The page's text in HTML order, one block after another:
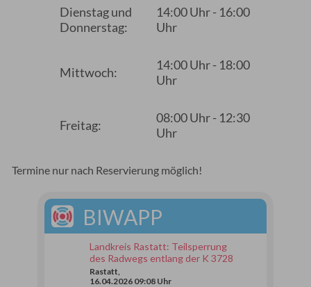
Dienstag und
Donnerstag:
14:00 Uhr - 16:00
Uhr
Mittwoch:
14:00 Uhr - 18:00
Uhr
Freitag:
08:00 Uhr - 12:30
Uhr
Termine nur nach Reservierung möglich!
BIWAPP
Landkreis Rastatt: Teilsperrung
des Radwegs entlang der K 3728
Rastatt,
16.04.2026 09:08 Uhr